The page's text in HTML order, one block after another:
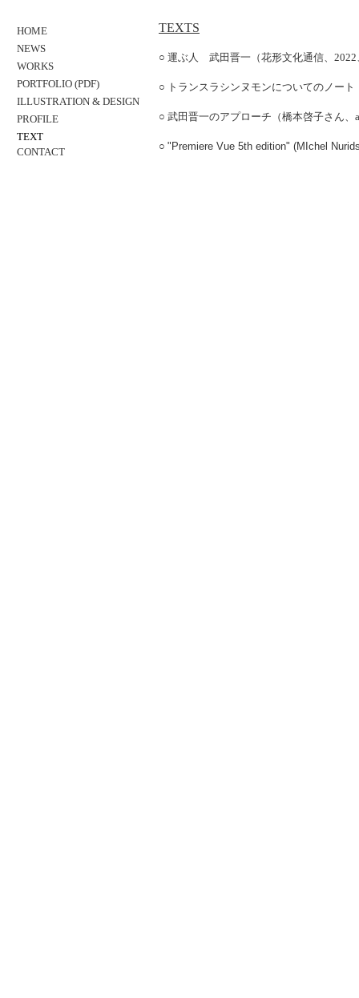
HOME
NEWS
WORKS
PORTFOLIO (PDF)
ILLUSTRATION & DESIGN
PROFILE
TEXT
CONTACT
TEXTS
○ 運ぶ人 武田晋一（花形文化通信、2022
○ トランスラシンヌモンについてのノート
○ 武田晋一のアプローチ（橋本啓子さん、
○ "Premiere Vue 5th edition" (MIchel